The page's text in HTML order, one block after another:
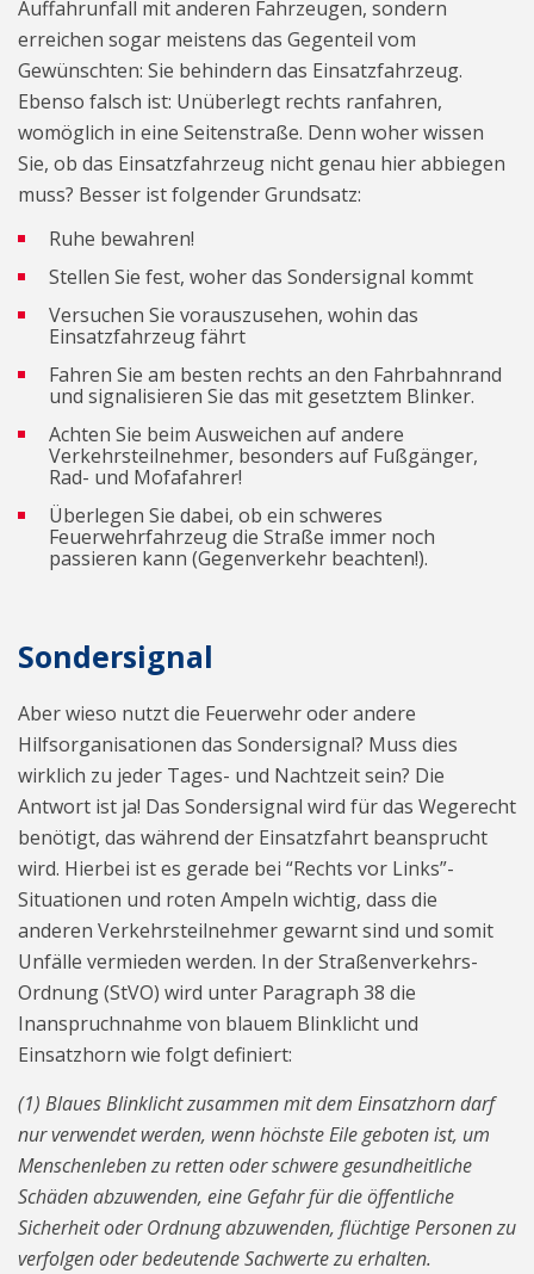
Auffahrunfall mit anderen Fahrzeugen, sondern
erreichen sogar meistens das Gegenteil vom
Gewünschten: Sie behindern das Einsatzfahrzeug.
Ebenso falsch ist: Unüberlegt rechts ranfahren,
womöglich in eine Seitenstraße. Denn woher wissen
Sie, ob das Einsatzfahrzeug nicht genau hier abbiegen
muss? Besser ist folgender Grundsatz:
Ruhe bewahren!
Stellen Sie fest, woher das Sondersignal kommt
Versuchen Sie vorauszusehen, wohin das
Einsatzfahrzeug fährt
Fahren Sie am besten rechts an den Fahrbahnrand
und signalisieren Sie das mit gesetztem Blinker.
Achten Sie beim Ausweichen auf andere
Verkehrsteilnehmer, besonders auf Fußgänger,
Rad- und Mofafahrer!
Überlegen Sie dabei, ob ein schweres
Feuerwehrfahrzeug die Straße immer noch
passieren kann (Gegenverkehr beachten!).
Sondersignal
Aber wieso nutzt die Feuerwehr oder andere
Hilfsorganisationen das Sondersignal? Muss dies
wirklich zu jeder Tages- und Nachtzeit sein? Die
Antwort ist ja! Das Sondersignal wird für das Wegerecht
benötigt, das während der Einsatzfahrt beansprucht
wird. Hierbei ist es gerade bei “Rechts vor Links”-
Situationen und roten Ampeln wichtig, dass die
anderen Verkehrsteilnehmer gewarnt sind und somit
Unfälle vermieden werden. In der Straßenverkehrs-
Ordnung (StVO) wird unter Paragraph 38 die
Inanspruchnahme von blauem Blinklicht und
Einsatzhorn wie folgt definiert:
(1) Blaues Blinklicht zusammen mit dem Einsatzhorn darf
nur verwendet werden, wenn höchste Eile geboten ist, um
Menschenleben zu retten oder schwere gesundheitliche
Schäden abzuwenden, eine Gefahr für die öffentliche
Sicherheit oder Ordnung abzuwenden, flüchtige Personen zu
verfolgen oder bedeutende Sachwerte zu erhalten.